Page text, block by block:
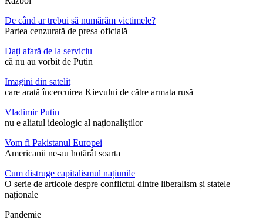
De când ar trebui să numărăm victimele?
Partea cenzurată de presa oficială
Dați afară de la serviciu
că nu au vorbit de Putin
Imagini din satelit
care arată încercuirea Kievului de către armata rusă
Vladimir Putin
nu e aliatul ideologic al naționaliștilor
Vom fi Pakistanul Europei
Americanii ne-au hotărât soarta
Cum distruge capitalismul națiunile
O serie de articole despre conflictul dintre liberalism și statele
naționale
Pandemie